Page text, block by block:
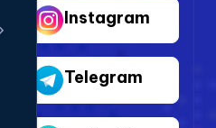
Instagram
Telegram